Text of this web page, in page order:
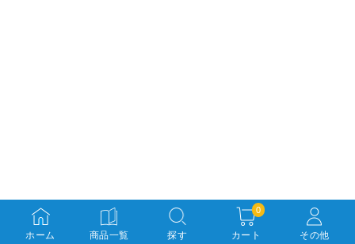
ホーム 商品一覧 探す カート
0
その他